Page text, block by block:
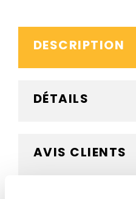
DESCRIPTION
DÉTAILS
AVIS CLIENTS